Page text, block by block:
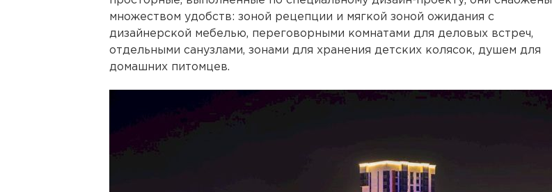
множеством удобств: зоной рецепции и мягкой зоной ожидания с
дизайнерской мебелью, переговорными комнатами для деловых встреч,
отдельными санузлами, зонами для хранения детских колясок, душем для
домашних питомцев.